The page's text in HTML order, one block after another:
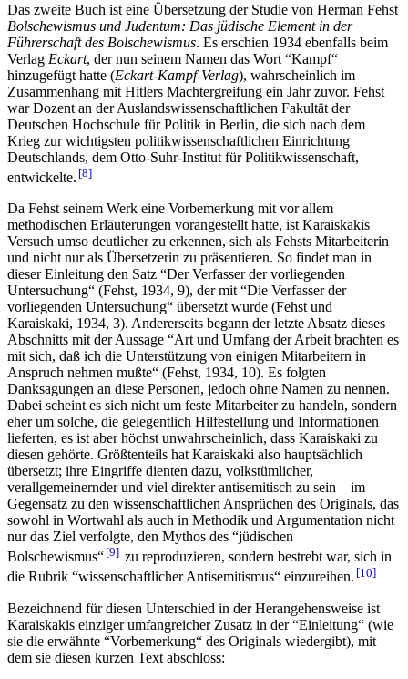
Das zweite Buch ist eine Übersetzung der Studie von Herman Fehst
Bolschewismus und Judentum: Das jüdische Element in der
Führerschaft des Bolschewismus. Es erschien 1934 ebenfalls beim
Verlag Eckart, der nun seinem Namen das Wort “Kampf“
hinzugefügt hatte (Eckart-Kampf-Verlag), wahrscheinlich im
Zusammenhang mit Hitlers Machtergreifung ein Jahr zuvor. Fehst
war Dozent an der Auslandswissenschaftlichen Fakultät der
Deutschen Hochschule für Politik in Berlin, die sich nach dem
Krieg zur wichtigsten politikwissenschaftlichen Einrichtung
Deutschlands, dem Otto-Suhr-Institut für Politikwissenschaft,
entwickelte. 8
Da Fehst seinem Werk eine Vorbemerkung mit vor allem
methodischen Erläuterungen vorangestellt hatte, ist Karaiskakis
Versuch umso deutlicher zu erkennen, sich als Fehsts Mitarbeiterin
und nicht nur als Übersetzerin zu präsentieren. So findet man in
dieser Einleitung den Satz “Der Verfasser der vorliegenden
Untersuchung“ (Fehst, 1934, 9), der mit “Die Verfasser der
vorliegenden Untersuchung“ übersetzt wurde (Fehst und
Karaiskaki, 1934, 3). Andererseits begann der letzte Absatz dieses
Abschnitts mit der Aussage “Art und Umfang der Arbeit brachten es
mit sich, daß ich die Unterstützung von einigen Mitarbeitern in
Anspruch nehmen mußte“ (Fehst, 1934, 10). Es folgten
Danksagungen an diese Personen, jedoch ohne Namen zu nennen.
Dabei scheint es sich nicht um feste Mitarbeiter zu handeln, sondern
eher um solche, die gelegentlich Hilfestellung und Informationen
lieferten, es ist aber höchst unwahrscheinlich, dass Karaiskaki zu
diesen gehörte. Größtenteils hat Karaiskaki also hauptsächlich
übersetzt; ihre Eingriffe dienten dazu, volkstümlicher,
verallgemeinernder und viel direkter antisemitisch zu sein – im
Gegensatz zu den wissenschaftlichen Ansprüchen des Originals, das
sowohl in Wortwahl als auch in Methodik und Argumentation nicht
nur das Ziel verfolgte, den Mythos des “jüdischen
Bolschewismus“ 9
zu reproduzieren, sondern bestrebt war, sich in
die Rubrik “wissenschaftlicher Antisemitismus“ einzureihen. 10
Bezeichnend für diesen Unterschied in der Herangehensweise ist
Karaiskakis einziger umfangreicher Zusatz in der “Einleitung“ (wie
sie die erwähnte “Vorbemerkung“ des Originals wiedergibt), mit
dem sie diesen kurzen Text abschloss: